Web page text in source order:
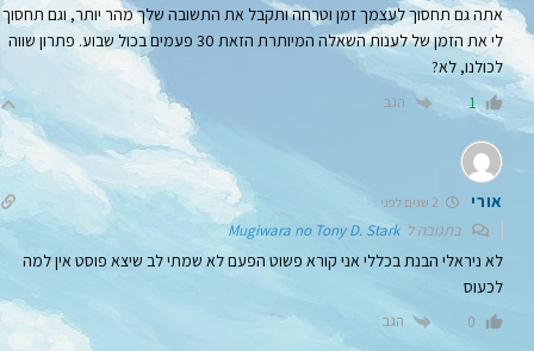
אתה גם תחסוך לעצמך זמן וטרחה ותקבל את התשובה שלך מהר יותר, וגם תחסוך
לי את הזמן של לענות השאלה המיותרת הזאת 30 פעמים בכול שבוע. פתרון שווה
לכולנו, לא?
1 הגב
אורי
בתגובה לMugiwara no Tony D. Stark
לא ניראלי הבנת בכללי אני קורא פשוט הפעם לא שמתי לב שיצא פוסט אין למה
לכעוס
0 הגב